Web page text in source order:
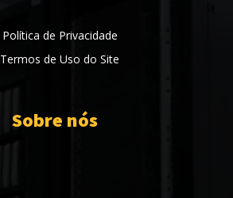
Política de Privacidade
Termos de Uso do Site
Sobre nós